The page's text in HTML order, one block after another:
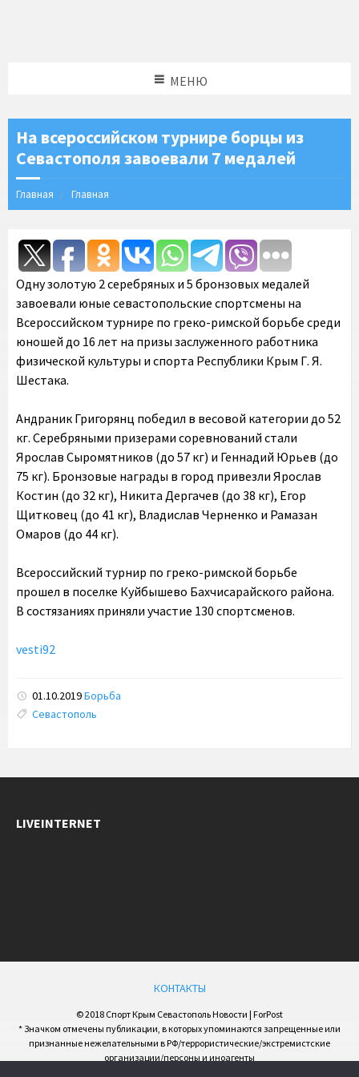
МЕНЮ
На всероссийском турнире борцы из
Севастополя завоевали 7 медалей
Главная Главная
Одну золотую 2 серебряных и 5 бронзовых медалей
завоевали юные севастопольские спортсмены на
Всероссийском турнире по греко-римской борьбе среди
юношей до 16 лет на призы заслуженного работника
физической культуры и спорта Республики Крым Г. Я.
Шестака.
Андраник Григорянц победил в весовой категории до 52
кг. Серебряными призерами соревнований стали
Ярослав Сыромятников (до 57 кг) и Геннадий Юрьев (до
75 кг). Бронзовые награды в город привезли Ярослав
Костин (до 32 кг), Никита Дергачев (до 38 кг), Егор
Щитковец (до 41 кг), Владислав Черненко и Рамазан
Омаров (до 44 кг).
Всероссийский турнир по греко-римской борьбе
прошел в поселке Куйбышево Бахчисарайского района.
В состязаниях приняли участие 130 спортсменов.
vesti92
01.10.2019Борьба
Tags:
Севастополь
LIVEINTERNET
КОНТАКТЫ
© 2018 Спорт Крым Севастополь Новости | ForPost
* Значком отмечены публикации, в которых упоминаются запрещенные или
признанные нежелательными в РФ/террористические/экстремистские
организации/персоны и иноагенты